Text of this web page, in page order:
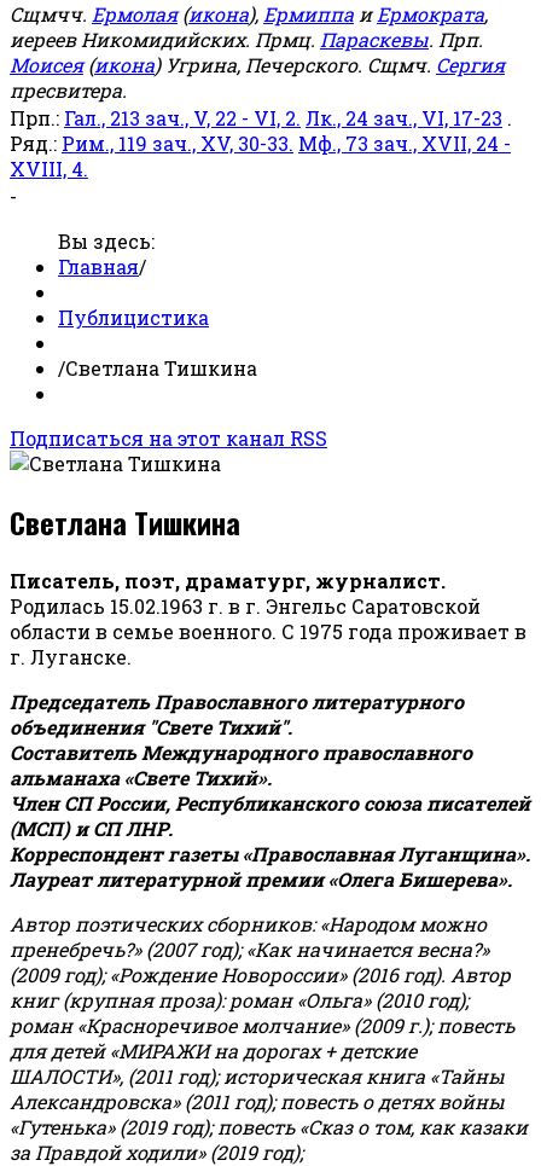
Сщмчч. Ермолая(икона), Ермиппа иЕрмократа,
иереев Никомидийских. Прмц. Параскевы. Прп.
Моисея(икона) Угрина, Печерского. Сщмч. Сергия
пресвитера.
Прп.: Гал., 213 зач., V, 22 - VI, 2. Лк., 24 зач., VI, 17-23 .
Ряд.: Рим., 119 зач., XV, 30-33. Мф., 73 зач., XVII, 24 -
XVIII, 4.
-
Вы здесь:
Главная/
Публицистика
/Светлана Тишкина
Подписаться на этот канал RSS
Светлана Тишкина
Писатель, поэт, драматург, журналист.
Родилась 15.02.1963 г. в г. Энгельс Саратовской
области в семье военного. С 1975 года проживает в
г. Луганске.
Председатель Православного литературного
объединения "Свете Тихий".
Составитель Международного православного
альманаха «Свете Тихий».
Член СП России, Республиканского союза писателей
(МСП) и СП ЛНР.
Корреспондент газеты «Православная Луганщина».
Лауреат литературной премии «Олега Бишерева».
Автор поэтических сборников: «Народом можно
пренебречь?» (2007 год); «Как начинается весна?»
(2009 год); «Рождение Новороссии» (2016 год). Автор
книг (крупная проза): роман «Ольга» (2010 год);
роман «Красноречивое молчание» (2009 г.); повесть
для детей «МИРАЖИ на дорогах + детские
ШАЛОСТИ», (2011 год); историческая книга «Тайны
Александровска» (2011 год); повесть о детях войны
«Гутенька» (2019 год); повесть «Сказ о том, как казаки
за Правдой ходили» (2019 год);